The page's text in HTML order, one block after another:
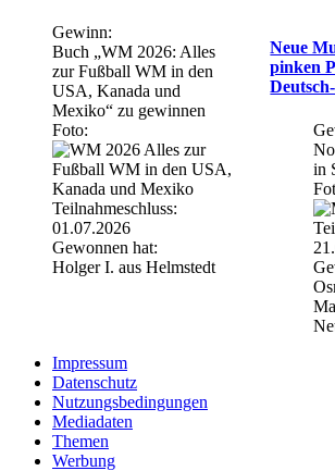
Gewinn:
Buch „WM 2026: Alles
zur Fußball WM in den
USA, Kanada und
Mexiko“ zu gewinnen
Foto:
Teilnahmeschluss:
01.07.2026
Gewonnen hat:
Holger I. aus Helmstedt
Neue
pinken
in
Impressum
Datenschutz
Nutzungsbedingungen
Mediadaten
Themen
Werbung